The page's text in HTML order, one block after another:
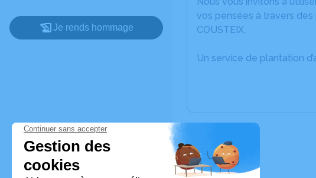
Je rends hommage
vos pensées à travers
COUSTEIX.
Un service de plantation